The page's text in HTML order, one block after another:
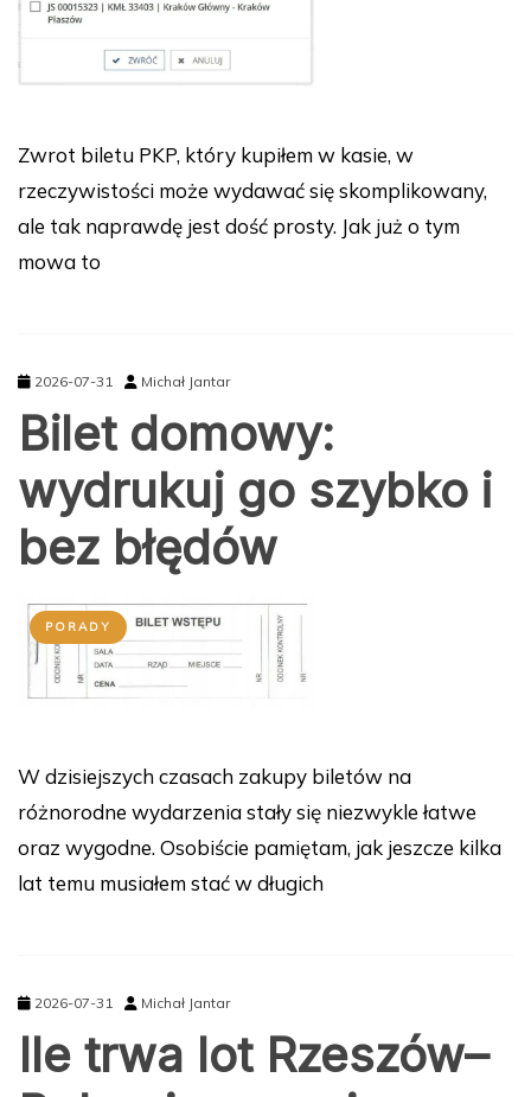
rzeczywistości może wydawać się skomplikowany,
ale tak naprawdę jest dość prosty. Jak już o tym
mowa to
Bilet domowy:
wydrukuj go szybko i
bez błędów
różnorodne wydarzenia stały się niezwykle łatwe
oraz wygodne. Osobiście pamiętam, jak jeszcze kilka
lat temu musiałem stać w długich
Ile trwa lot Rzeszów–
Bułgaria: czas i